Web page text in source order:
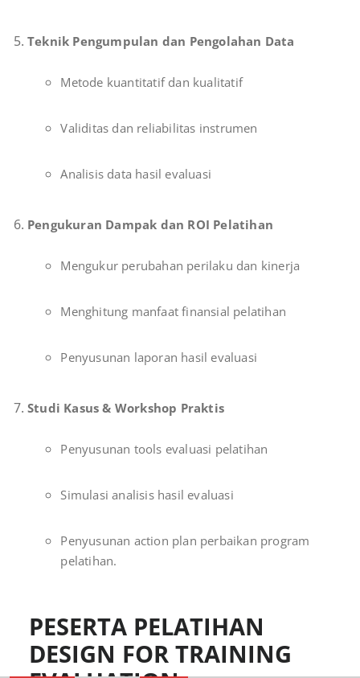
Teknik Pengumpulan dan Pengolahan Data
Metode kuantitatif dan kualitatif
Validitas dan reliabilitas instrumen
Analisis data hasil evaluasi
Pengukuran Dampak dan ROI Pelatihan
Mengukur perubahan perilaku dan kinerja
Menghitung manfaat finansial pelatihan
Penyusunan laporan hasil evaluasi
Studi Kasus & Workshop Praktis
Penyusunan tools evaluasi pelatihan
Simulasi analisis hasil evaluasi
Penyusunan action plan perbaikan program
pelatihan.
PESERTA PELATIHAN
DESIGN FOR TRAINING